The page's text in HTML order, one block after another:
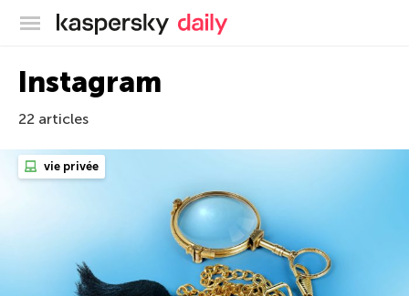
Blog officiel de Kaspersky
Instagram
22 articles
vie privée